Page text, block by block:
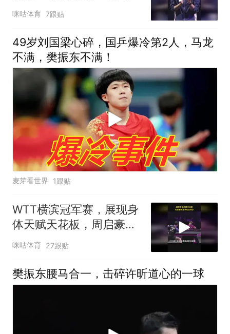
胜，横扫巴特拉收获横滨
赛开门红
咪咕体育 7跟贴
49岁刘国梁心碎，国乒爆冷第2人，马龙
不满，樊振东不满！
麦芽看世界 1跟贴
WTT横滨冠军赛，展现身
体天赋天花板，周启豪侧
身冲松岛辉空
咪咕体育 27跟贴
樊振东腰马合一，击碎许昕道心的一球